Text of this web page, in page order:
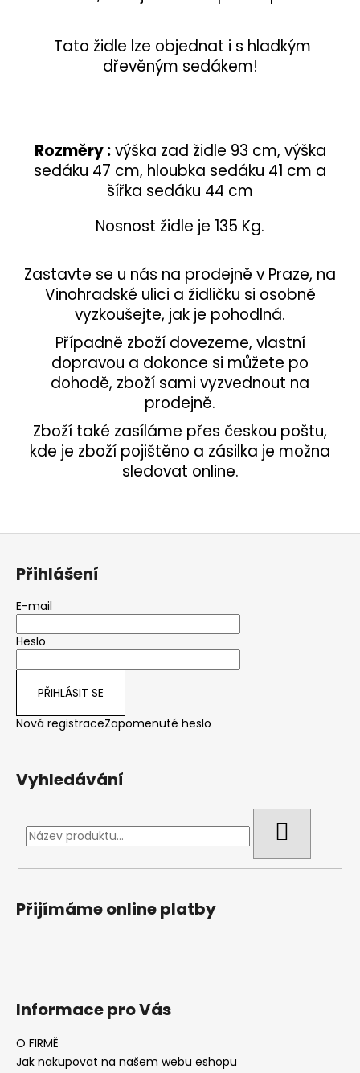
Tato židle lze objednat i s hladkým
dřevěným sedákem!
Rozměry : výška zad židle 93 cm, výška
sedáku 47 cm, hloubka sedáku 41 cm a
šířka sedáku 44 cm
Nosnost židle je 135 Kg.
Zastavte se u nás na prodejně v Praze, na
Vinohradské ulici a židličku si osobně
vyzkoušejte, jak je pohodlná.
Případně zboží dovezeme, vlastní
dopravou a dokonce si můžete po
dohodě, zboží sami vyzvednout na
prodejně.
Zboží také zasíláme přes českou poštu,
kde je zboží pojištěno a zásilka je možna
sledovat online.
Z
Přihlášení
E-mail
Heslo
PŘIHLÁSIT SE
Nová registraceZapomenuté heslo
Vyhledávání
Přijímáme online platby
Informace pro Vás
O FIRMĚ
Jak nakupovat na našem webu eshopu